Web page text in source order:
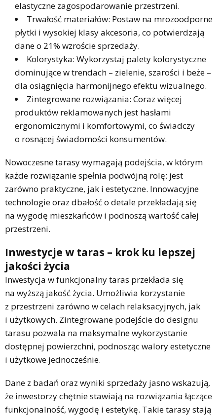
elastyczne zagospodarowanie przestrzeni.
Trwałość materiałów: Postaw na mrozoodporne
płytki i wysokiej klasy akcesoria, co potwierdzają
dane o 21% wzroście sprzedaży.
Kolorystyka: Wykorzystaj palety kolorystyczne
dominujące w trendach – zielenie, szarości i beże –
dla osiągnięcia harmonijnego efektu wizualnego.
Zintegrowane rozwiązania: Coraz więcej
produktów reklamowanych jest hasłami
ergonomicznymi i komfortowymi, co świadczy
o rosnącej świadomości konsumentów.
Nowoczesne tarasy wymagają podejścia, w którym
każde rozwiązanie spełnia podwójną rolę: jest
zarówno praktyczne, jak i estetyczne. Innowacyjne
technologie oraz dbałość o detale przekładają się
na wygodę mieszkańców i podnoszą wartość całej
przestrzeni.
Inwestycje w taras – krok ku lepszej
jakości życia
Inwestycja w funkcjonalny taras przekłada się
na wyższą jakość życia. Umożliwia korzystanie
z przestrzeni zarówno w celach relaksacyjnych, jak
i użytkowych. Zintegrowane podejście do designu
tarasu pozwala na maksymalne wykorzystanie
dostępnej powierzchni, podnosząc walory estetyczne
i użytkowe jednocześnie.
Dane z badań oraz wyniki sprzedaży jasno wskazują,
że inwestorzy chętnie stawiają na rozwiązania łączące
funkcjonalność, wygodę i estetykę. Takie tarasy stają